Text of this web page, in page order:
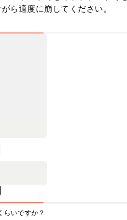
ら適度に崩してください。
らいですか？